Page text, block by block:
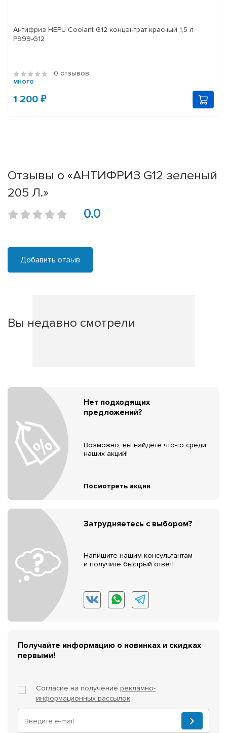
Антифриз HEPU Coolant G12 концентрат красный 1,5 л
P999-G12
0 отзывов
много
1 200 ₽
Отзывы о «АНТИФРИЗ G12 зеленый
205 Л.»
0.0
Добавить отзыв
Вы недавно смотрели
Нет подходящих
предложений?
Возможно, вы найдёте что-то среди
наших акций!
Посмотреть акции
Затрудняетесь с выбором?
Напишите нашим консультантам
и получите быстрый ответ!
Получайте информацию о новинках и скидках
первыми!
Согласие на получение рекламно-
информационных рассылок